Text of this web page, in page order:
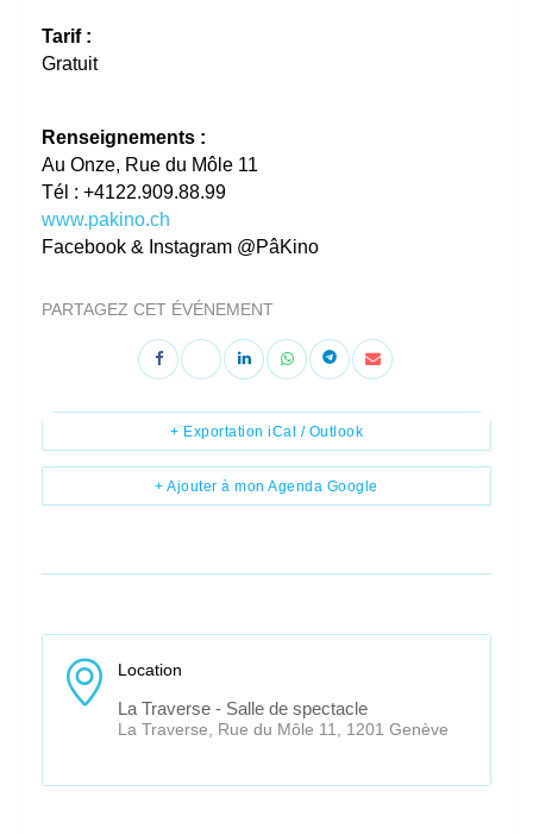
Tarif :
Gratuit
Renseignements :
Au Onze, Rue du Môle 11
Tél : +4122.909.88.99
www.pakino.ch
Facebook & Instagram @PâKino
PARTAGEZ CET ÉVÉNEMENT
+ Ajouter à mon Agenda Google
+ Exportation iCal / Outlook
Location
La Traverse - Salle de spectacle
La Traverse, Rue du Môle 11, 1201 Genève